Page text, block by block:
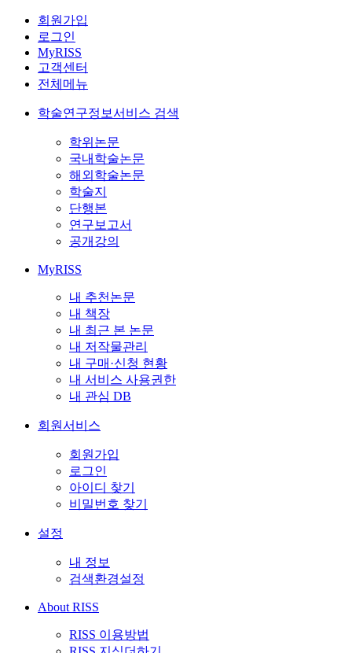
회원가입
로그인
MyRISS
고객센터
전체메뉴
학술연구정보서비스 검색
학위논문
국내학술논문
해외학술논문
학술지
단행본
연구보고서
공개강의
MyRISS
내 추천논문
내 책장
내 최근 본 논문
내 저작물관리
내 구매·신청 현황
내 서비스 사용권한
내 관심 DB
회원서비스
회원가입
로그인
아이디 찾기
비밀번호 찾기
설정
내 정보
검색환경설정
About RISS
RISS 이용방법